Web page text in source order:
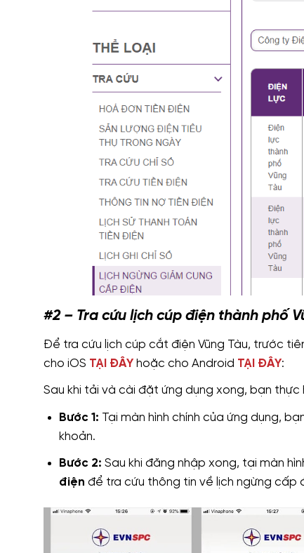
#2 – Tra cứu lịch cúp điện thành phố
Để tra cứu lịch cúp cắt điện Vũng Tàu, trước
cho iOS TẠI ĐÂY hoặc cho Android TẠI ĐÂY:
Sau khi tải và cài đặt ứng dụng xong, bạn
Bước 1: Tại màn hình chính của ứng dụng,
khoản.
Bước 2:Sau khi đăng nhập xong, tại màn
điện để tra cứu thông tin về lịch ngừng cấp